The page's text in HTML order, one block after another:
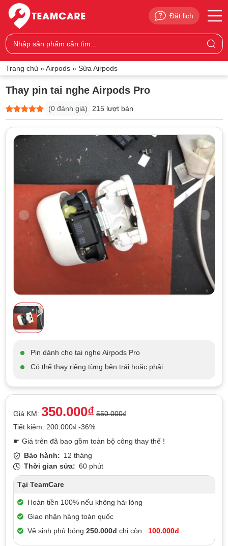
Đặt lịch
Trang chủ »Airpods» Sửa Airpods
Thay pin tai nghe Airpods Pro
5trên 5
dựa trên
0
đánh giá
(0 đánh giá) 215 lượt bán
Pin dành cho tai nghe Airpods Pro
Có thể thay riêng từng bên trái hoặc phải
Giá KM: 350.000₫ 550.000₫
Tiết kiệm: 200.000₫ -36%
☛ Giá trên đã bao gồm toàn bộ công thay thế !
Bảo hành: 12 tháng
Thời gian sửa: 60 phút
Tại TeamCare
Hoàn tiền 100% nếu không hài lòng
Giao nhận hàng toàn quốc
Vệ sinh phủ bóng 250.000đchỉ còn : 100.000đ